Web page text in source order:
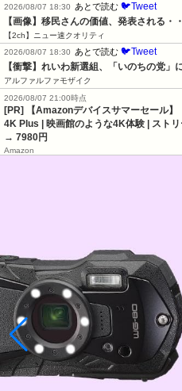
2026/08/07 18:30
あとで読む 🐦Tweet
【画像】移民さんの価値、発表される・
【2ch】ニュー速クオリティ
2026/08/07 18:30
あとで読む 🐦Tweet
【衝撃】れいわ新選組、「いのちの党
アルファルファモザイク
2026/08/07 21:00時点
[PR] 【Amazonデバイスサマーセール
4K Plus | 映画館のような4K体験 | スト
→ 7980円
Amazon